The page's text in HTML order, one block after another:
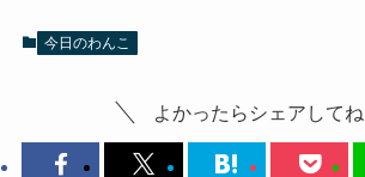
今日のわんこ
よかったらシェアしてね